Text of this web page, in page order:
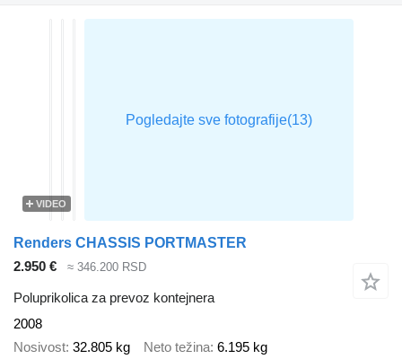
VIDEO
Renders CHASSIS PORTMASTER
2.950 €
≈ 346.200 RSD
Poluprikolica za prevoz kontejnera
2008
Nosivost 32.805 kg Neto težina 6.195 kg